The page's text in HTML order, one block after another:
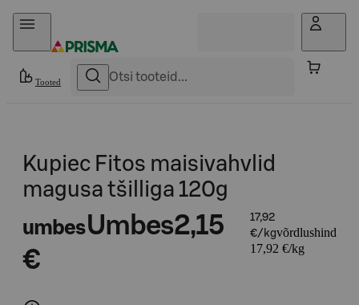
Otse sisu juurde
Tooted
Kupiec Fitos maisivahvlid
magusa tšilliga 120g
umbesUmbes2,15
€
17,92
€/kgvõrdlushind
17,92 €/kg